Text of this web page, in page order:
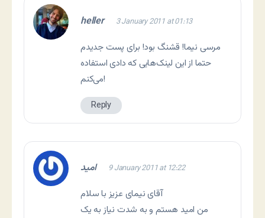
heller 3 January 2011 at 01:13
مرسی نیما! قشنگ بود! برای پست جدیدم
حتما از این لینک‌هایی که دادی استفاده
می‌کنم!
Reply
اميد 9 January 2011 at 12:22
آقای نیمای عزیز با سلام
من امید هستم و به شدت نیاز به یک